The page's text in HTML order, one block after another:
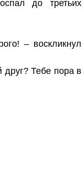
до третьих
– воскликнул
Тебе пора в